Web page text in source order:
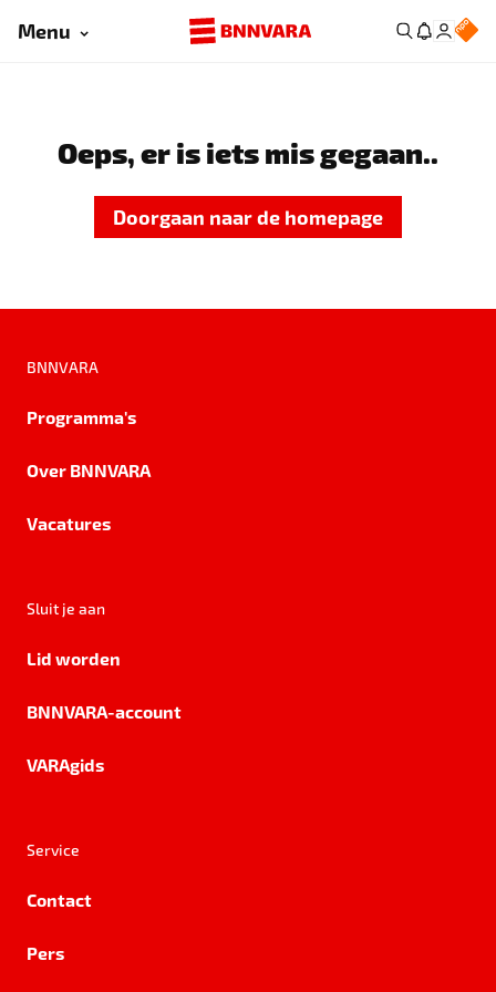
Menu
Oeps, er is iets mis gegaan..
Doorgaan naar de homepage
BNNVARA
Programma's
Over BNNVARA
Vacatures
Sluit je aan
Lid worden
BNNVARA-account
VARAgids
Service
Contact
Pers